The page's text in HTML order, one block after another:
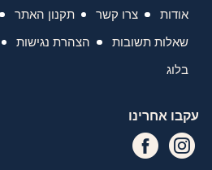
אודות צרו קשר תקנון האתר
שאלות תשובות
הצהרת נגישות
בלוג
עקבו אחרינו